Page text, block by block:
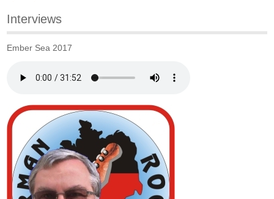
Interviews
Ember Sea 2017